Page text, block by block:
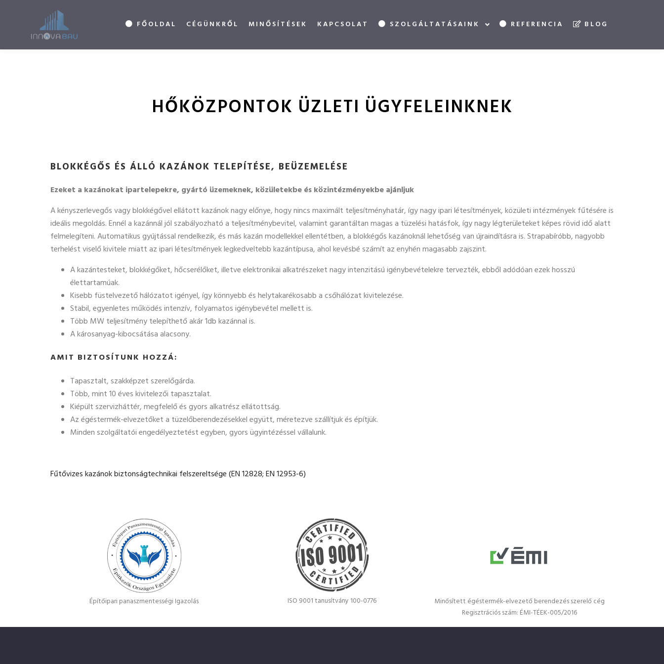
FŐOLDAL CÉGÜNKRŐL MINŐSÍTÉSEK KAPCSOLAT SZOLGÁLTATÁSAINK REFERENCIA BLOG
HŐKÖZPONTOK ÜZLETI ÜGYFELEINKNEK
BLOKKÉGŐS ÉS ÁLLÓ KAZÁNOK TELEPÍTÉSE, BEÜZEMELÉSE
Ezeket a kazánokat ipartelepekre, gyártó üzemeknek, közületekbe és közintézményekbe ajánljuk
A kényszerlevegős vagy blokkégővel ellátott kazánok nagy előnye, hogy nincs maximált teljesítményhatár, így nagy ipari létesítmények, közületi intézmények fűtésére is
ideális megoldás. Ennél a kazánnál jól szabályozható a teljesítménybevitel, valamint garantáltan magas a tüzelési hatásfok, így nagy légterületeket képes rövid idő alatt
felmelegíteni. Automatikus gyújtással rendelkezik, és más kazán modellekkel ellentétben, a blokkégős kazánoknál lehetőség van újraindításra is. Strapabíróbb, nagyobb
terhelést viselő kivitele miatt az ipari létesítmények legkedveltebb kazántípusa, ahol kevésbé számít az enyhén magasabb zajszint.
A kazántesteket, blokkégőket, hőcserélőket, illetve elektronikai alkatrészeket nagy intenzitású igénybevételekre tervezték, ebből adódóan ezek hosszú
élettartamúak.
Kisebb füstelvezető hálózatot igényel, így könnyebb és helytakarékosabb a csőhálózat kivitelezése.
Stabil, egyenletes működés intenzív, folyamatos igénybevétel mellett is.
Több MW teljesítmény telepíthető akár 1db kazánnal is.
A károsanyag-kibocsátása alacsony.
AMIT BIZTOSÍTUNK HOZZÁ:
Tapasztalt, szakképzet szerelőgárda.
Több, mint 10 éves kivitelezői tapasztalat.
Kiépült szervizháttér, megfelelő és gyors alkatrész ellátottság.
Az égéstermék-elvezetőket a tüzelőberendezésekkel együtt, méretezve szállítjuk és építjük.
Minden szolgáltatói engedélyeztetést egyben, gyors ügyintézéssel vállalunk.
Fűtővizes kazánok biztonságtechnikai felszereltsége (EN 12828; EN 12953-6)
Építőipari panaszmentességi Igazolás ISO 9001 tanusítvány 100-0776
Minősített égéstermék-elvezető berendezés szerelő cég
Regisztrációs szám: ÉMI-TÉEK-005/2016